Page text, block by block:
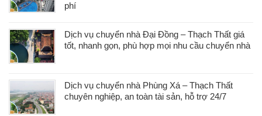
phí
Dịch vụ chuyển nhà Đại Đồng – Thạch Thất giá
tốt, nhanh gọn, phù hợp mọi nhu cầu chuyển nhà
Dịch vụ chuyển nhà Phùng Xá – Thạch Thất
chuyên nghiệp, an toàn tài sản, hỗ trợ 24/7